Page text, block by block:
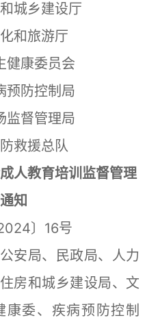
城乡建设厅
和旅游厅
健康委员会
预防控制局
监督管理局
救援总队
人教育培训监督管理
知
〕16号
安局、民政局、人力
房和城乡建设局、文
委、疾病预防控制